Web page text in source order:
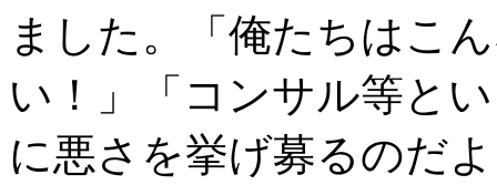
ました。「俺たちはこ
い！」「コンサル等と
に悪さを挙げ募るのだ